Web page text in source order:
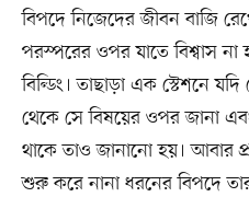
বিপদে নিজেদের জীবন বাজি
পরস্পরের ওপর যাতে বিশ্বাস
বিল্ডিং। তাছাড়া এক স্টেশনে
থেকে সে বিষয়ের ওপর জানা
থাকে তাও জানানো হয়। আবার
শুরু করে নানা ধরনের বিপদে